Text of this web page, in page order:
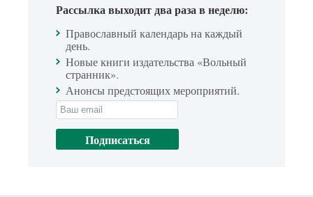
Рассылка выходит два раза в неделю:
Православный календарь на каждый
день.
Новые книги издательства «Вольный
странник».
Анонсы предстоящих мероприятий.